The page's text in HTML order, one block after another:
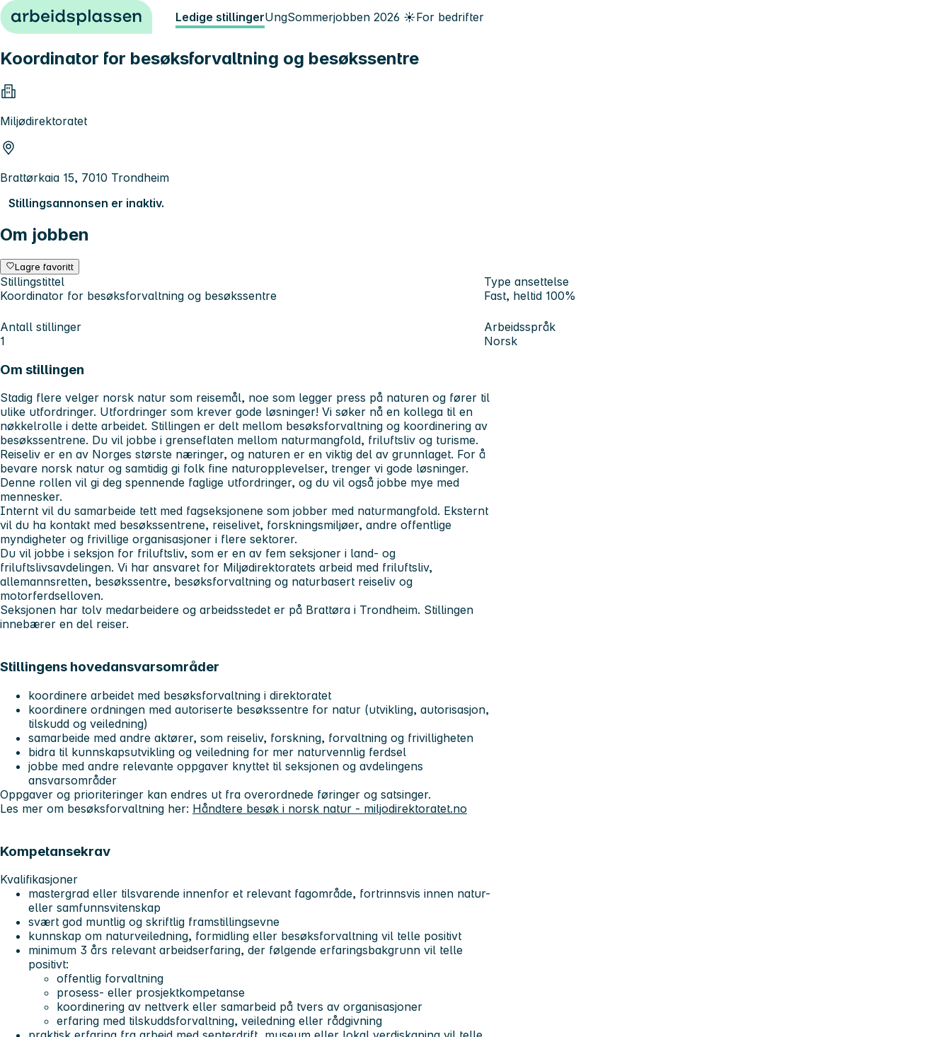
Hopp til innhold Ledige stillingerUngSommerjobben 2026 ☀️For bedrifter
Koordinator for besøksforvaltning og besøkssentre
Miljødirektoratet
Brattørkaia 15, 7010 Trondheim
Stillingsannonsen er inaktiv.
Om jobben
Lagre favoritt
Stillingstittel
Koordinator for besøksforvaltning og besøkssentre
Type ansettelse
Fast, heltid 100%
Antall stillinger
1
Arbeidsspråk
Norsk
Om stillingen
Stadig flere velger norsk natur som reisemål, noe som legger press på naturen og fører til
ulike utfordringer. Utfordringer som krever gode løsninger! Vi søker nå en kollega til en
nøkkelrolle i dette arbeidet. Stillingen er delt mellom besøksforvaltning og koordinering av
besøkssentrene. Du vil jobbe i grenseflaten mellom naturmangfold, friluftsliv og turisme.
Reiseliv er en av Norges største næringer, og naturen er en viktig del av grunnlaget. For å
bevare norsk natur og samtidig gi folk fine naturopplevelser, trenger vi gode løsninger.
Denne rollen vil gi deg spennende faglige utfordringer, og du vil også jobbe mye med
mennesker.
Internt vil du samarbeide tett med fagseksjonene som jobber med naturmangfold. Eksternt
vil du ha kontakt med besøkssentrene, reiselivet, forskningsmiljøer, andre offentlige
myndigheter og frivillige organisasjoner i flere sektorer.
Du vil jobbe i seksjon for friluftsliv, som er en av fem seksjoner i land- og
friluftslivsavdelingen. Vi har ansvaret for Miljødirektoratets arbeid med friluftsliv,
allemannsretten, besøkssentre, besøksforvaltning og naturbasert reiseliv og
motorferdselloven.
Seksjonen har tolv medarbeidere og arbeidsstedet er på Brattøra i Trondheim. Stillingen
innebærer en del reiser.
Stillingens hovedansvarsområder
koordinere arbeidet med besøksforvaltning i direktoratet
koordinere ordningen med autoriserte besøkssentre for natur (utvikling, autorisasjon,
tilskudd og veiledning)
samarbeide med andre aktører, som reiseliv, forskning, forvaltning og frivilligheten
bidra til kunnskapsutvikling og veiledning for mer naturvennlig ferdsel
jobbe med andre relevante oppgaver knyttet til seksjonen og avdelingens
ansvarsområder
Oppgaver og prioriteringer kan endres ut fra overordnede føringer og satsinger.
Les mer om besøksforvaltning her: Håndtere besøk i norsk natur - miljodirektoratet.no
Kompetansekrav
Kvalifikasjoner
mastergrad eller tilsvarende innenfor et relevant fagområde, fortrinnsvis innen natur-
eller samfunnsvitenskap
svært god muntlig og skriftlig framstillingsevne
kunnskap om naturveiledning, formidling eller besøksforvaltning vil telle positivt
minimum 3 års relevant arbeidserfaring, der følgende erfaringsbakgrunn vil telle
positivt:
offentlig forvaltning
prosess- eller prosjektkompetanse
koordinering av nettverk eller samarbeid på tvers av organisasjoner
erfaring med tilskuddsforvaltning, veiledning eller rådgivning